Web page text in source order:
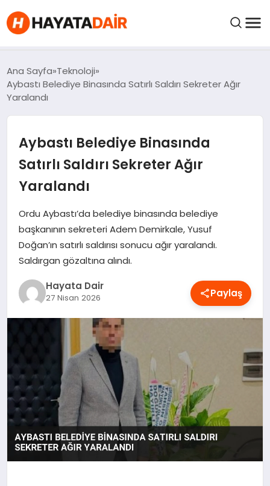
FIYATLAR
HABERLER
İNCELEMELER
KIMDIR?
NEDIR?
OYUN
RÜYA TABIRLERI
TEKNOLOJI
Ana Sayfa Teknoloji
Aybastı Belediye Binasında Satırlı Saldırı Sekreter Ağır
Yaralandı
Aybastı Belediye Binasında
Satırlı Saldırı Sekreter Ağır
Yaralandı
Ordu Aybastı’da belediye binasında belediye
başkanının sekreteri Adem Demirkale, Yusuf
Doğan’ın satırlı saldırısı sonucu ağır yaralandı.
Saldırgan gözaltına alındı.
Hayata Dair
27 Nisan 2026 Paylaş